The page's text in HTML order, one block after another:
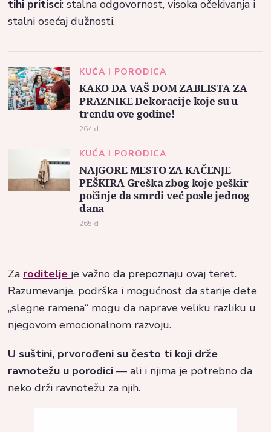
tihi pritisci: stalna odgovornost, visoka očekivanja i
stalni osećaj dužnosti.
KUĆA I PORODICA
KAKO DA VAŠ DOM ZABLISTA ZA
PRAZNIKE Dekoracije koje su u
trendu ove godine!
264 d
KUĆA I PORODICA
NAJGORE MESTO ZA KAČENJE
PEŠKIRA Greška zbog koje peškir
počinje da smrdi već posle jednog
dana
265 d
Za roditelje je važno da prepoznaju ovaj teret.
Razumevanje, podrška i mogućnost da starije dete
„slegne ramena“ mogu da naprave veliku razliku u
njegovom emocionalnom razvoju.
U suštini, prvorođeni su često ti koji drže
ravnotežu u porodici — ali i njima je potrebno da
neko drži ravnotežu za njih.